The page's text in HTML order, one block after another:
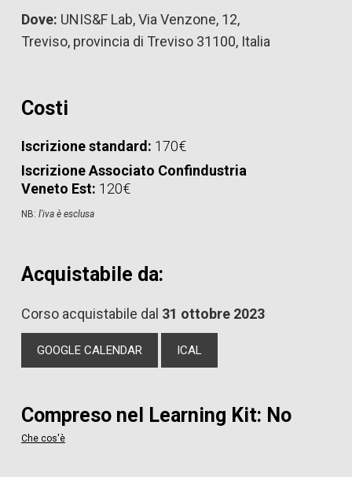
Dove: UNIS&F Lab, Via Venzone, 12,
Treviso, provincia di Treviso 31100, Italia
Costi
Iscrizione standard: 170€
Iscrizione Associato Confindustria
Veneto Est: 120€
NB: l'iva è esclusa
Acquistabile da:
Corso acquistabile dal 31 ottobre 2023
GOOGLE CALENDAR ICAL
Compreso nel Learning Kit: No
Che cos'è